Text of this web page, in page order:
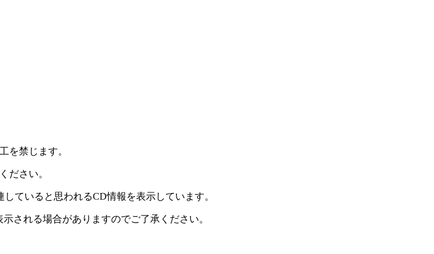
を禁じます。
ださい。
ていると思われるCD情報を表示しています。
される場合がありますのでご了承ください。